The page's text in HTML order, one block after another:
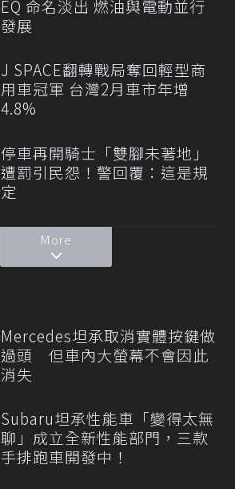
EQ 命名淡出 燃油與電動並行
發展
J SPACE翻轉戰局奪回輕型商
用車冠軍 台灣2月車市年增
4.8%
停車再開騎士「雙腳未著地」
遭罰引民怨！警回覆：這是規
定
More
Mercedes坦承取消實體按鍵做
過頭 但車內大螢幕不會因此
消失
Subaru坦承性能車「變得太無
聊」成立全新性能部門，三款
手排跑車開發中！